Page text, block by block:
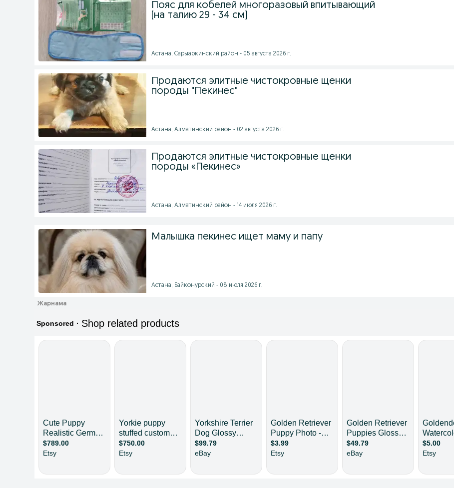
Пояс для кобелей многоразовый впитывающий
(на талию 29 - 34 см)
Астана, Сарыаркинский район - 05 августа 2026 г.
Продаются элитные чистокровные щенки
породы "Пекинес"
Астана, Алматинский район - 02 августа 2026 г.
Продаются элитные чистокровные щенки
породы «Пекинес»
Астана, Алматинский район - 14 июля 2026 г.
Малышка пекинес ищет маму и папу
Астана, Байконурский - 08 июля 2026 г.